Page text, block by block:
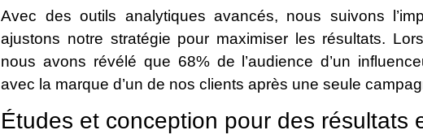
Avec des outils analytiques avancés, nous suivons
ajustons notre stratégie pour maximiser les résultats.
nous avons révélé que 68% de l’audience d’un
avec la marque d’un de nos clients après une seule
Études et conception pour des résultats